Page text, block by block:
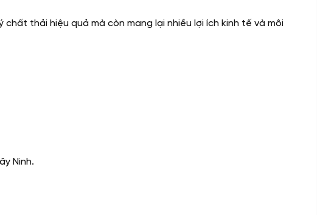
thải hiệu quả mà còn mang lại nhiều lợi ích kinh tế và môi
Ninh.